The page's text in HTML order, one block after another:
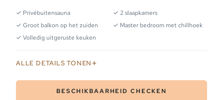
✓ Privébuitensauna
✓ 2 slaapkamers
✓ Groot balkon op het zuiden
✓ Master bedroom met chillhoek
✓ Volledig uitgeruste keuken
ALLE DETAILS TONEN
BESCHIKBAARHEID CHECKEN